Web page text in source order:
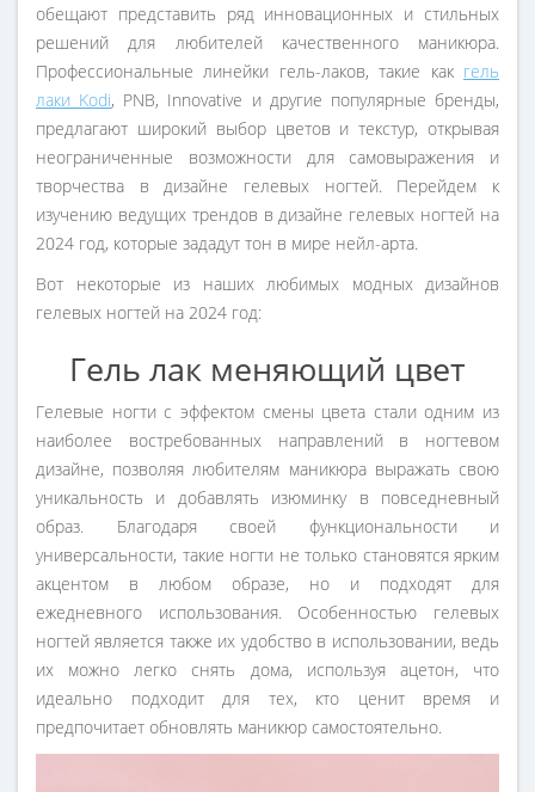
обещают представить ряд инновационных и стильных
решений для любителей качественного маникюра.
Профессиональные линейки гель-лаков, такие как гель
лаки Kodi, PNB, Innovative и другие популярные бренды,
предлагают широкий выбор цветов и текстур, открывая
неограниченные возможности для самовыражения и
творчества в дизайне гелевых ногтей. Перейдем к
изучению ведущих трендов в дизайне гелевых ногтей на
2024 год, которые зададут тон в мире нейл-арта.
Вот некоторые из наших любимых модных дизайнов
гелевых ногтей на 2024 год:
Гель лак меняющий цвет
Гелевые ногти с эффектом смены цвета стали одним из
наиболее востребованных направлений в ногтевом
дизайне, позволяя любителям маникюра выражать свою
уникальность и добавлять изюминку в повседневный
образ. Благодаря своей функциональности и
универсальности, такие ногти не только становятся ярким
акцентом в любом образе, но и подходят для
ежедневного использования. Особенностью гелевых
ногтей является также их удобство в использовании, ведь
их можно легко снять дома, используя ацетон, что
идеально подходит для тех, кто ценит время и
предпочитает обновлять маникюр самостоятельно.